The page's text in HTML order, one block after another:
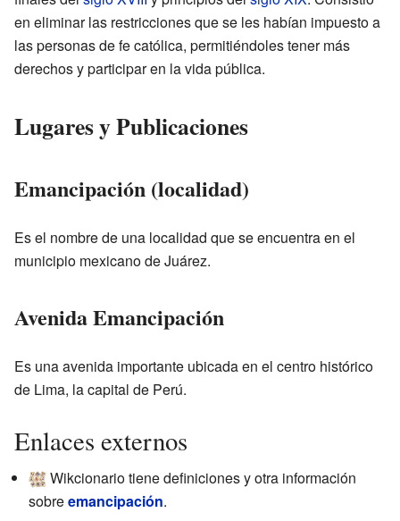
en eliminar las restricciones que se les habían impuesto a
las personas de fe católica, permitiéndoles tener más
derechos y participar en la vida pública.
Lugares y Publicaciones
Emancipación (localidad)
Es el nombre de una localidad que se encuentra en el
municipio mexicano de Juárez.
Avenida Emancipación
Es una avenida importante ubicada en el centro histórico
de Lima, la capital de Perú.
Enlaces externos
Wikcionario tiene definiciones y otra información
sobreemancipación.